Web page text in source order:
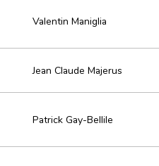
Valentin Maniglia
Jean Claude Majerus
Patrick Gay-Bellile